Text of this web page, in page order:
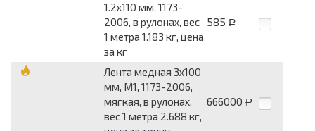
1.2x110 мм, 1173-
2006, в рулонах, вес
1 метра 1.183 кг, цена
за кг
585 Р
Лента медная 3x100
мм, М1, 1173-2006,
мягкая, в рулонах,
вес 1 метра 2.688 кг,
666000 Р